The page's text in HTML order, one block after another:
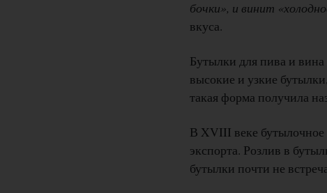
бочки», и винит
вкуса.
Бутылки для пива и
высокие и узкие
такая форма получила
В XVIII веке бутылочное
экспорта. Розлив в
бутылки почти не